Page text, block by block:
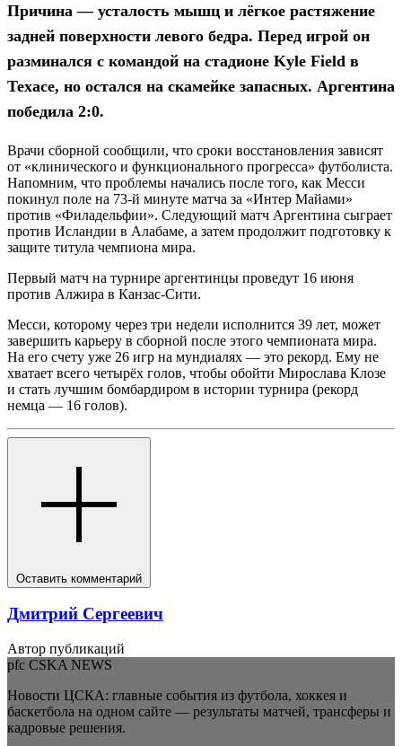
Причина — усталость мышц и лёгкое растяжение
задней поверхности левого бедра. Перед игрой он
разминался с командой на стадионе Kyle Field в
Техасе, но остался на скамейке запасных. Аргентина
победила 2:0.
Врачи сборной сообщили, что сроки восстановления зависят
от «клинического и функционального прогресса» футболиста.
Напомним, что проблемы начались после того, как Месси
покинул поле на 73-й минуте матча за «Интер Майами»
против «Филадельфии». Следующий матч Аргентина сыграет
против Исландии в Алабаме, а затем продолжит подготовку к
защите титула чемпиона мира.
Первый матч на турнире аргентинцы проведут 16 июня
против Алжира в Канзас-Сити.
Месси, которому через три недели исполнится 39 лет, может
завершить карьеру в сборной после этого чемпионата мира.
На его счету уже 26 игр на мундиалях — это рекорд. Ему не
хватает всего четырёх голов, чтобы обойти Мирослава Клозе
и стать лучшим бомбардиром в истории турнира (рекорд
немца — 16 голов).
Оставить комментарий
Дмитрий Сергеевич
Автор публикаций
pfc CSKA NEWS
Новости ЦСКА: главные события из футбола, хоккея и
баскетбола на одном сайте — результаты матчей, трансферы и
кадровые решения.